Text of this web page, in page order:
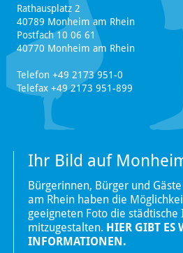
Rathausplatz 2
40789 Monheim am Rhein
Postfach 10 06 61
40770 Monheim am Rhein
Telefon +49 2173 951-0
Telefax +49 2173 951-899
Ihr Bild auf
Bürgerinnen, Bürger und
am Rhein haben die
geeigneten Foto die
mitzugestalten. HIER GIBT ES
INFORMATIONEN.